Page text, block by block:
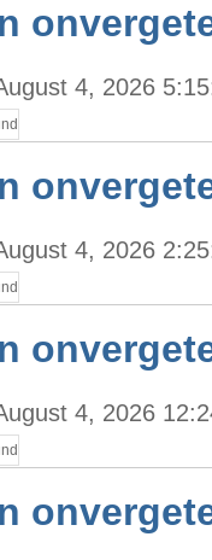
4, 2026
4, 2026
4, 2026